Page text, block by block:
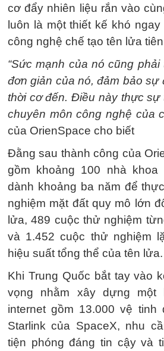
cơ đẩy nhiên liệu rắn vào
luôn là một thiết kế khó
công nghệ chế tạo tên lửa
“Sức mạnh của nó cũng
đơn giản của nó, đảm bảo sự
thời cơ đến. Điều này thực sự
chuyên môn công nghệ của
của OrienSpace cho biết
Đằng sau thành công của
gồm khoảng 100 nhà
dành khoảng ba năm để
nghiệm mặt đất quy mô lớn
lửa, 489 cuộc thử nghiệm
và 1.452 cuộc thử nghiệm
hiệu suất tổng thể của tên lửa.
Khi Trung Quốc bắt tay vào
vọng nhằm xây dựng một
internet gồm 13.000 vệ tinh
Starlink của SpaceX, nhu
tiện phóng đáng tin cậy và